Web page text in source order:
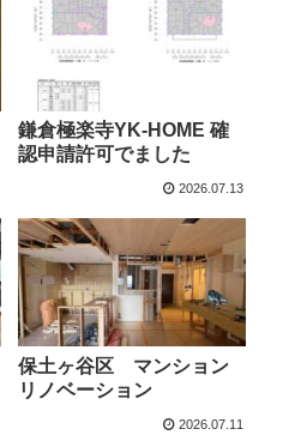
鎌倉極楽寺YK-HOME 確
認申請許可でました
2026.07.13
保土ヶ谷区 マンション
リノベーション
2026.07.11